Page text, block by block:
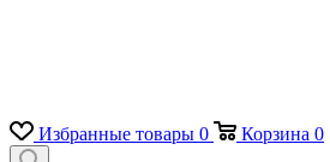
Избранные товары 0 Корзина 0